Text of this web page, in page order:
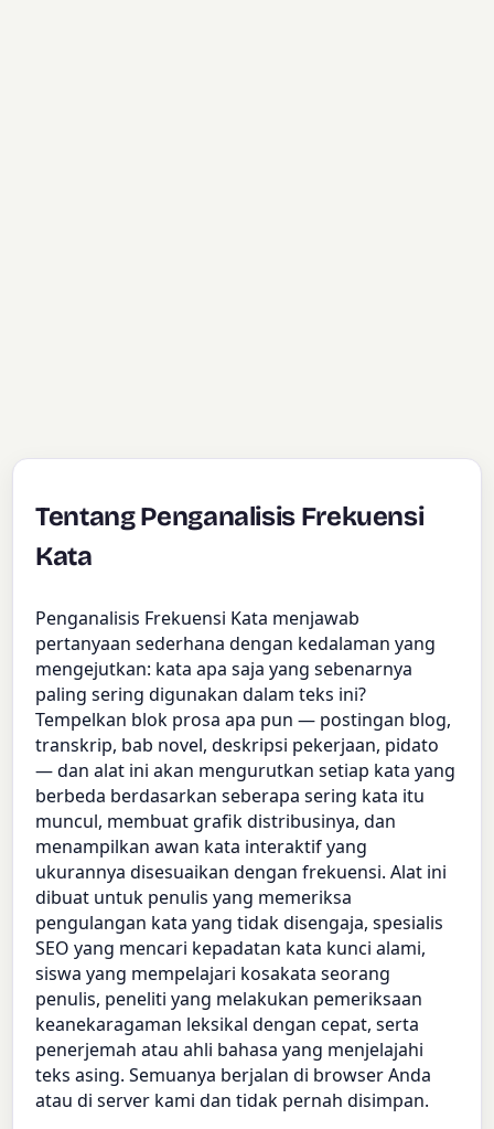
Tentang Penganalisis Frekuensi
Kata
Penganalisis Frekuensi Kata menjawab
pertanyaan sederhana dengan kedalaman yang
mengejutkan: kata apa saja yang sebenarnya
paling sering digunakan dalam teks ini?
Tempelkan blok prosa apa pun — postingan blog,
transkrip, bab novel, deskripsi pekerjaan, pidato
— dan alat ini akan mengurutkan setiap kata yang
berbeda berdasarkan seberapa sering kata itu
muncul, membuat grafik distribusinya, dan
menampilkan awan kata interaktif yang
ukurannya disesuaikan dengan frekuensi. Alat ini
dibuat untuk penulis yang memeriksa
pengulangan kata yang tidak disengaja, spesialis
SEO yang mencari kepadatan kata kunci alami,
siswa yang mempelajari kosakata seorang
penulis, peneliti yang melakukan pemeriksaan
keanekaragaman leksikal dengan cepat, serta
penerjemah atau ahli bahasa yang menjelajahi
teks asing. Semuanya berjalan di browser Anda
atau di server kami dan tidak pernah disimpan.